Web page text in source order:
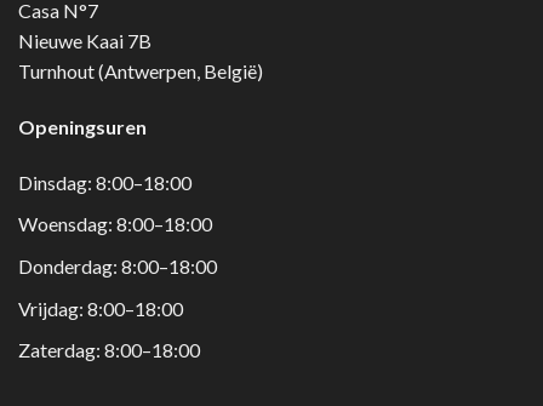
Casa N°7
Nieuwe Kaai 7B
Turnhout (Antwerpen, België)
Openingsuren
Dinsdag: 8:00–18:00
Woensdag: 8:00–18:00
Donderdag: 8:00–18:00
Vrijdag: 8:00–18:00
Zaterdag: 8:00–18:00